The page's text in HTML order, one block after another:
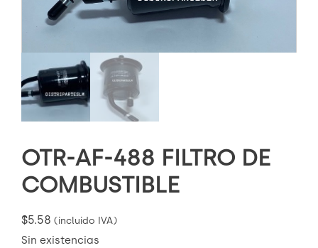
OTR-AF-488 FILTRO DE
COMBUSTIBLE
$5.58 (incluido IVA)
Sin existencias